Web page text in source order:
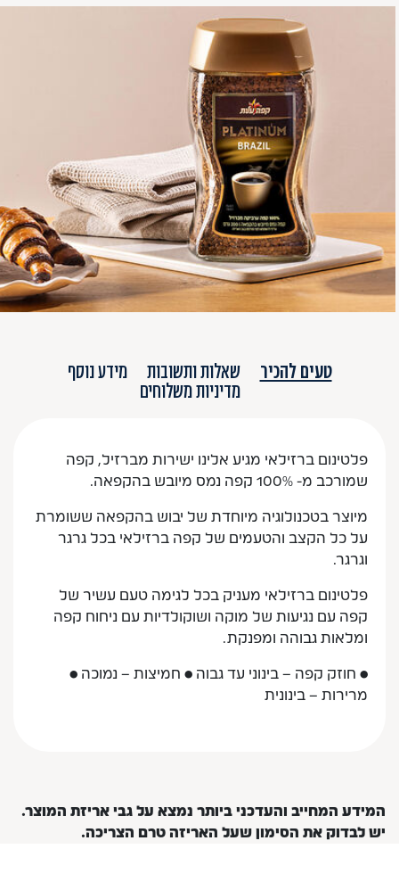
טעים להכיר שאלות ותשובות מידע נוסף
מדיניות משלוחים
פלטינום ברזילאי מגיע אלינו ישירות מברזיל, קפה
שמורכב מ- 100% קפה נמס מיובש בהקפאה.
מיוצר בטכנולוגיה מיוחדת של יבוש בהקפאה ששומרת
על כל הקצב והטעמים של קפה ברזילאי בכל גרגר
וגרגר.
פלטינום ברזילאי מעניק בכל לגימה טעם עשיר של
קפה עם נגיעות של מוקה ושוקולדיות עם ניחוח קפה
ומלאות גבוהה ומפנקת.
• חוזק קפה – בינוני עד גבוה • חמיצות – נמוכה •
מרירות – בינונית
המידע המחייב והעדכני ביותר נמצא על גבי אריזת המוצר.
יש לבדוק את הסימון שעל האריזה טרם הצריכה.